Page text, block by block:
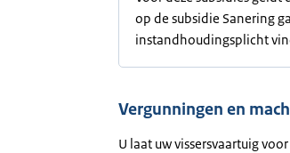
op de subsidie Sanering
instandhoudingsplicht
Vergunningen en
U laat uw vissersvaartuig